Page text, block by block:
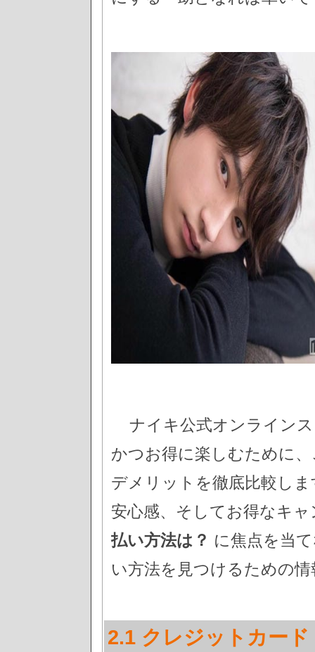
ナイキ公式オンライン
かつお得に楽しむために
デメリットを徹底比較し
安心感、そしてお得なキ
払い方法は？ に焦点を当
い方法を見つけるための
2.1 クレジットカー